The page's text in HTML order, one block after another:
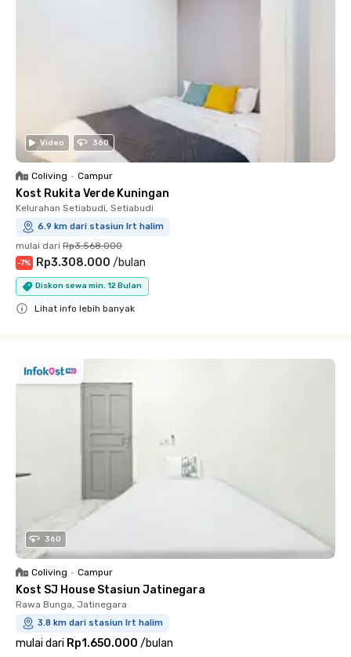
Video 360
Coliving • Campur
Kost Rukita Verde Kuningan
Kelurahan Setiabudi, Setiabudi
6.9 km dari stasiun lrt halim
mulai dari Rp3.568.000
-7% Rp3.308.000 /bulan
Diskon sewa min. 12 Bulan
Lihat info lebih banyak
360
Coliving • Campur
Kost SJ House Stasiun Jatinegara
Rawa Bunga, Jatinegara
3.8 km dari stasiun lrt halim
mulai dari Rp1.650.000 /bulan